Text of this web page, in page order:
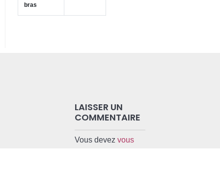
bras
LAISSER UN
COMMENTAIRE
Vous devezvous